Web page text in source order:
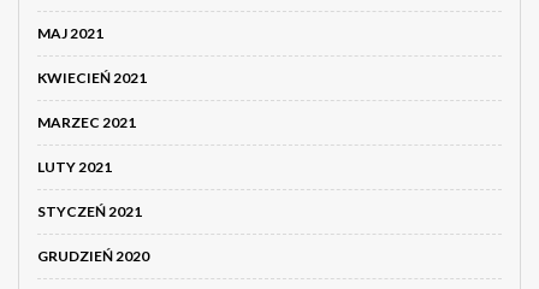
MAJ 2021
KWIECIEŃ 2021
MARZEC 2021
LUTY 2021
STYCZEŃ 2021
GRUDZIEŃ 2020